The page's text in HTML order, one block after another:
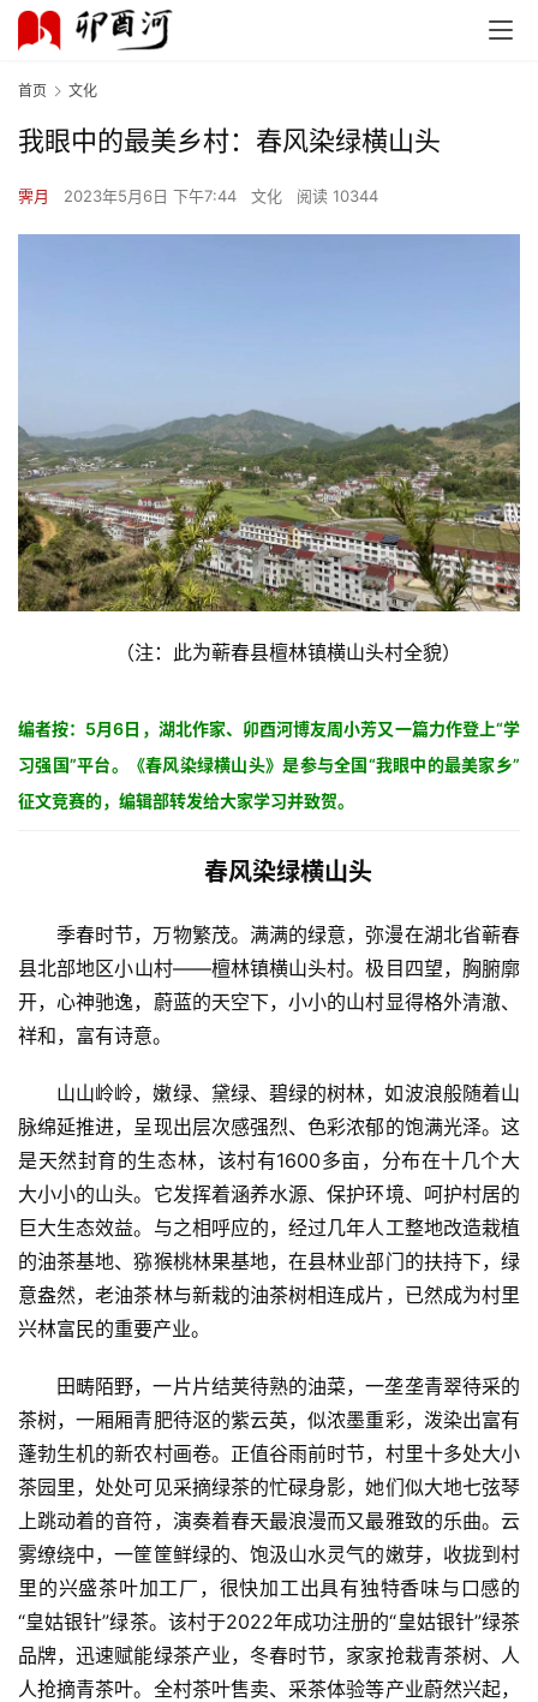
首页 文化
我眼中的最美乡村：春风染绿横山头
霁月 2023年5月6日 下午7:44 文化 阅读 10344
（注：此为蕲春县檀林镇横山头村全貌）
编者按：5月6日，湖北作家、卯酉河博友周小芳又一篇力作登上“学
习强国”平台。《春风染绿横山头》是参与全国“我眼中的最美家乡”
征文竞赛的，编辑部转发给大家学习并致贺。
春风染绿横山头
季春时节，万物繁茂。满满的绿意，弥漫在湖北省蕲春
县北部地区小山村——檀林镇横山头村。极目四望，胸腑廓
开，心神驰逸，蔚蓝的天空下，小小的山村显得格外清澈、
祥和，富有诗意。
山山岭岭，嫩绿、黛绿、碧绿的树林，如波浪般随着山
脉绵延推进，呈现出层次感强烈、色彩浓郁的饱满光泽。这
是天然封育的生态林，该村有1600多亩，分布在十几个大
大小小的山头。它发挥着涵养水源、保护环境、呵护村居的
巨大生态效益。与之相呼应的，经过几年人工整地改造栽植
的油茶基地、猕猴桃林果基地，在县林业部门的扶持下，绿
意盎然，老油茶林与新栽的油茶树相连成片，已然成为村里
兴林富民的重要产业。
田畴陌野，一片片结荚待熟的油菜，一垄垄青翠待采的
茶树，一厢厢青肥待沤的紫云英，似浓墨重彩，泼染出富有
蓬勃生机的新农村画卷。正值谷雨前时节，村里十多处大小
茶园里，处处可见采摘绿茶的忙碌身影，她们似大地七弦琴
上跳动着的音符，演奏着春天最浪漫而又最雅致的乐曲。云
雾缭绕中，一筐筐鲜绿的、饱汲山水灵气的嫩芽，收拢到村
里的兴盛茶叶加工厂，很快加工出具有独特香味与口感的
“皇姑银针”绿茶。该村于2022年成功注册的“皇姑银针”绿茶
品牌，迅速赋能绿茶产业，冬春时节，家家抢栽青茶树、人
人抢摘青茶叶。全村茶叶售卖、采茶体验等产业蔚然兴起，